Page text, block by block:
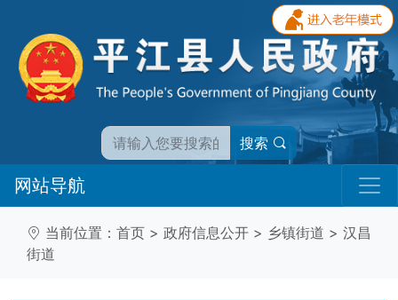
搜索
网站导航
当前位置： 首页 > 政府信息公开 > 乡镇街道 > 汉昌
街道